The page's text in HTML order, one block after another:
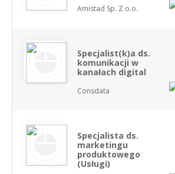
Amistad Sp. Z o.o.
Specjalist(k)a ds.
komunikacji w
kanałach digital
Consdata
Specjalista ds.
marketingu
produktowego
(Usługi)